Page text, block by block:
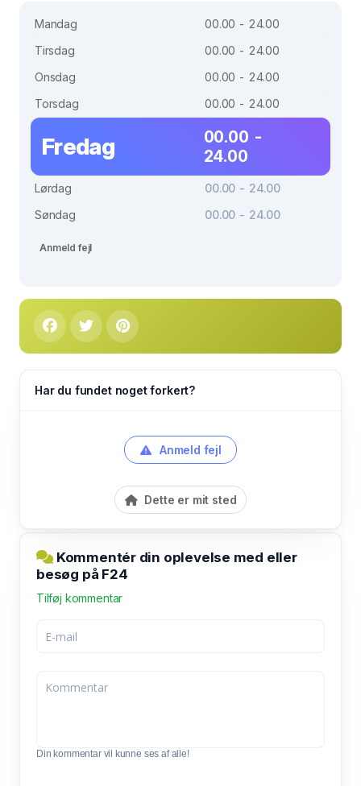
Mandag
00.00 - 24.00
Tirsdag
00.00 - 24.00
Onsdag
00.00 - 24.00
Torsdag
00.00 - 24.00
Fredag
00.00 -
24.00
Lørdag
00.00 - 24.00
Søndag
00.00 - 24.00
Anmeld fejl
Har du fundet noget forkert?
Anmeld fejl
Dette er mit sted
Kommentér din oplevelse med eller
besøg på F24
Tilføj kommentar
Din kommentar vil kunne ses af alle!